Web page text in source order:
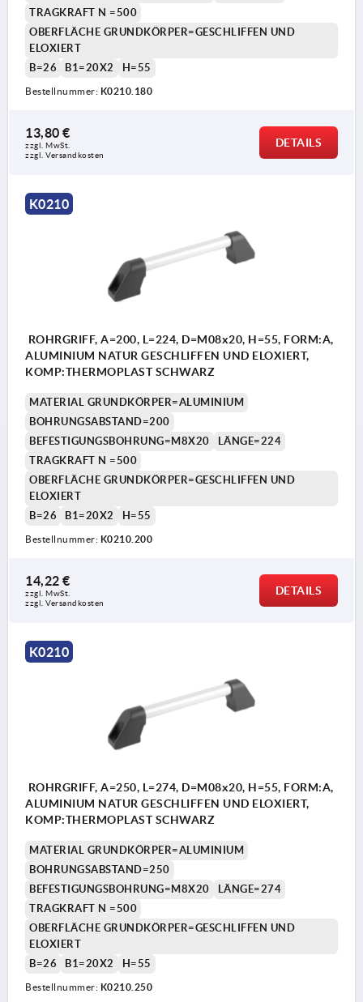
TRAGKRAFT N =500
OBERFLÄCHE GRUNDKÖRPER=GESCHLIFFEN UND
ELOXIERT
B=26
B1=20X2 H=55
Bestellnummer: K0210.180
13,80 €
zzgl. MwSt.
zzgl. Versandkosten
DETAILS
K0210
ROHRGRIFF, A=200, L=224, D=M08x20, H=55, FORM:A,
ALUMINIUM NATUR GESCHLIFFEN UND ELOXIERT,
KOMP:THERMOPLAST SCHWARZ
MATERIAL GRUNDKÖRPER=ALUMINIUM
BOHRUNGSABSTAND=200
BEFESTIGUNGSBOHRUNG=M8X20
LÄNGE=224
TRAGKRAFT N =500
OBERFLÄCHE GRUNDKÖRPER=GESCHLIFFEN UND
ELOXIERT
B=26
B1=20X2 H=55
Bestellnummer: K0210.200
14,22 €
zzgl. MwSt.
zzgl. Versandkosten
DETAILS
K0210
ROHRGRIFF, A=250, L=274, D=M08x20, H=55, FORM:A,
ALUMINIUM NATUR GESCHLIFFEN UND ELOXIERT,
KOMP:THERMOPLAST SCHWARZ
MATERIAL GRUNDKÖRPER=ALUMINIUM
BOHRUNGSABSTAND=250
BEFESTIGUNGSBOHRUNG=M8X20
LÄNGE=274
TRAGKRAFT N =500
OBERFLÄCHE GRUNDKÖRPER=GESCHLIFFEN UND
ELOXIERT
B=26
B1=20X2 H=55
Bestellnummer: K0210.250